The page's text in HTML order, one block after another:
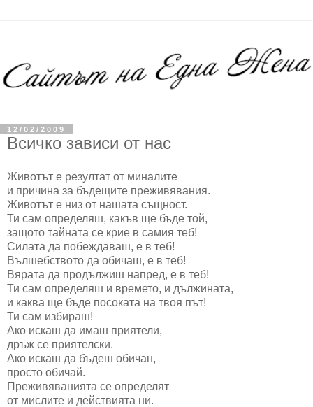
12/02/2009
Всичко зависи от нас
Животът е резултат от миналите
и причина за бъдещите преживявания.
Животът е низ от нашата същност.
Ти сам определяш, какъв ще бъде той,
защото тайната се крие в самия теб!
Силата да побеждаваш, е в теб!
Вълшебството да обичаш, е в теб!
Вярата да продължиш напред, е в теб!
Ти сам определяш и времето, и дължината,
и каква ще бъде посоката на твоя път!
Ти сам избираш!
Ако искаш да имаш приятели,
дръж се приятелски.
Ако искаш да бъдеш обичан,
просто обичай.
Преживяванията се определят
от мислите и действията ни.